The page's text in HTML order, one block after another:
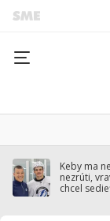
Keby ma
nezrúti,
chcel